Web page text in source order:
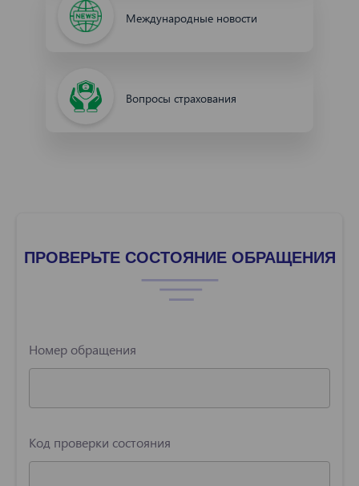
Международные новости
Вопросы страхования
ПРОВЕРЬТЕ СОСТОЯНИЕ ОБРАЩЕНИЯ
Номер обращения
Код проверки состояния